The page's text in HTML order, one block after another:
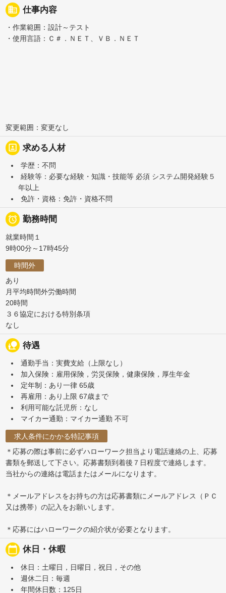
business 仕事内容
・作業範囲：設計～テスト
・使用言語：Ｃ＃．ＮＥＴ、ＶＢ．ＮＥＴ
変更範囲：変更なし
portrait 求める人材
学歴：不問
経験等：必要な経験・知識・技能等 必須 システム開発経験５
年以上
免許・資格：免許・資格不問
 勤務時間
就業時間１
9時00分～17時45分
時間外
あり
月平均時間外労働時間
20時間
３６協定における特別条項
なし
nature_people 待遇
通勤手当：実費支給（上限なし）
加入保険：雇用保険，労災保険，健康保険，厚生年金
定年制：あり一律 65歳
再雇用：あり上限 67歳まで
利用可能な託児所：なし
マイカー通勤：マイカー通勤 不可
求人条件にかかる特記事項
＊応募の際は事前に必ずハローワーク担当より電話連絡の上、応募
書類を郵送して下さい。応募書類到着後７日程度で連絡します。
当社からの連絡は電話またはメールになります。
＊メールアドレスをお持ちの方は応募書類にメールアドレス（ＰＣ
又は携帯）の記入をお願いします。
＊応募にはハローワークの紹介状が必要となります。
calendar_today 休日・休暇
休日：土曜日，日曜日，祝日，その他
週休二日：毎週
年間休日数：125日